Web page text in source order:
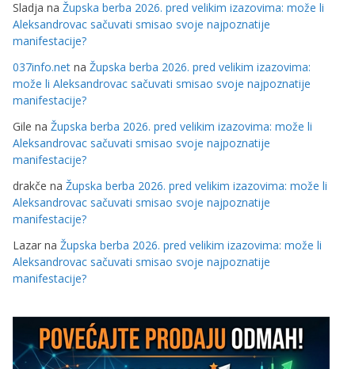
Sladja na Župska berba 2026. pred velikim izazovima: može li
Aleksandrovac sačuvati smisao svoje najpoznatije
manifestacije?
037info.net na Župska berba 2026. pred velikim izazovima:
može li Aleksandrovac sačuvati smisao svoje najpoznatije
manifestacije?
Gile na Župska berba 2026. pred velikim izazovima: može li
Aleksandrovac sačuvati smisao svoje najpoznatije
manifestacije?
drakče na Župska berba 2026. pred velikim izazovima: može li
Aleksandrovac sačuvati smisao svoje najpoznatije
manifestacije?
Lazar na Župska berba 2026. pred velikim izazovima: može li
Aleksandrovac sačuvati smisao svoje najpoznatije
manifestacije?